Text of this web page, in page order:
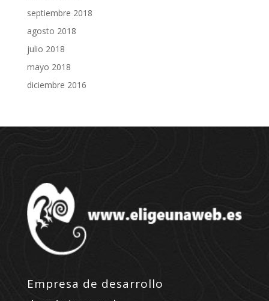
septiembre 2018
agosto 2018
julio 2018
mayo 2018
diciembre 2016
Empresa de desarrollo